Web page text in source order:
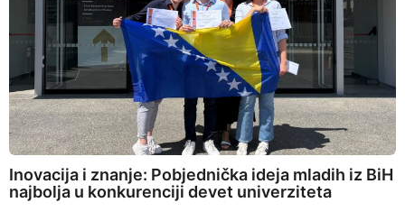
Inovacija i znanje: Pobjednička ideja mladih iz BiH
najbolja u konkurenciji devet univerziteta